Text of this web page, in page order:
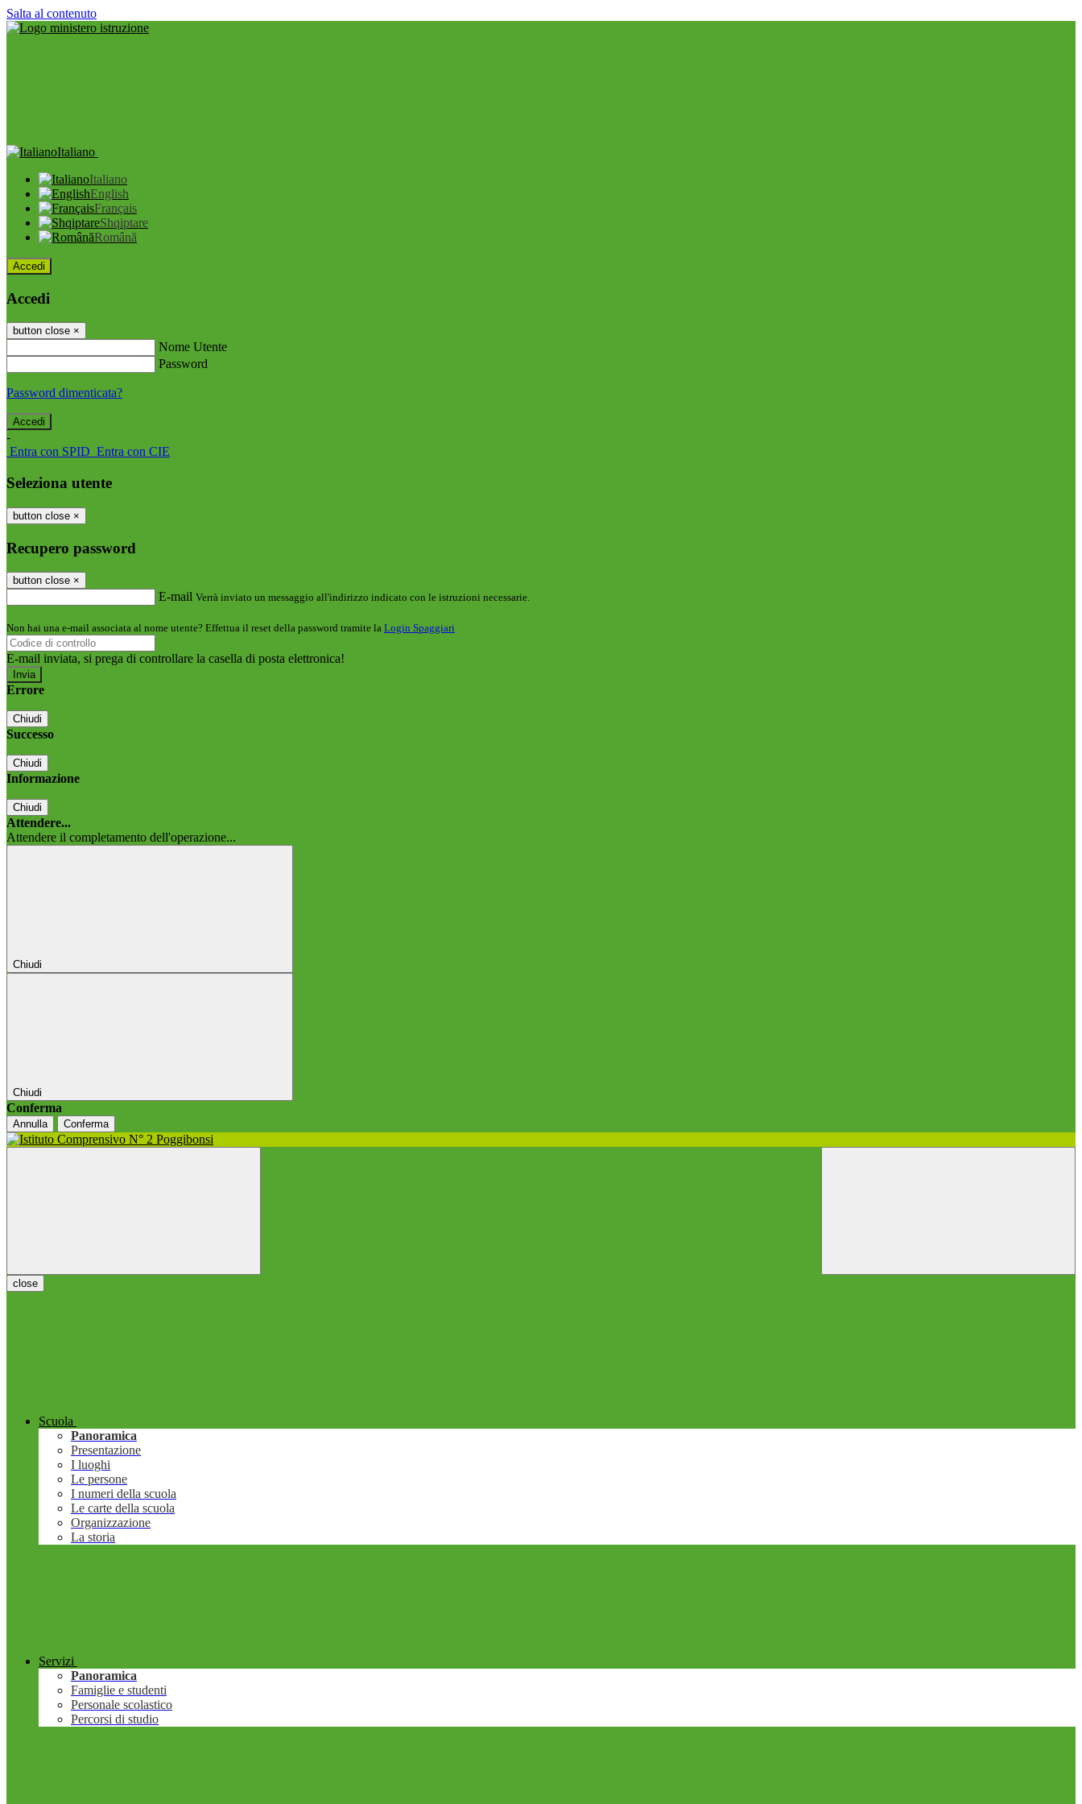
Salta al contenuto
Italiano
Italiano
English
Français
Shqiptare
Română
Accedi
Accedi
button close ×
Nome Utente
Password
Password dimenticata?
-
Entra con SPID Entra con CIE
Seleziona utente
button close ×
Recupero password
button close ×
E-mail Verrà inviato un messaggio all'indirizzo indicato con le istruzioni necessarie.
Non hai una e-mail associata al nome utente? Effettua il reset della password tramite la Login Spaggiari
E-mail inviata, si prega di controllare la casella di posta elettronica!
Errore
Chiudi
Successo
Chiudi
Informazione
Chiudi
Attendere...
Attendere il completamento dell'operazione...
Chiudi
Chiudi
Conferma
Annulla Conferma
close
Scuola
Panoramica
Presentazione
I luoghi
Le persone
I numeri della scuola
Le carte della scuola
Organizzazione
La storia
Servizi
Panoramica
Famiglie e studenti
Personale scolastico
Percorsi di studio